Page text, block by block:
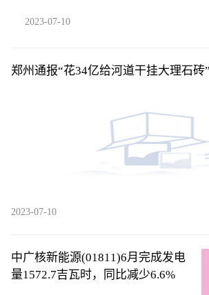
2023-07-10
郑州通报“花34亿给河道干挂大理石砖”
2023-07-10
中广核新能源(01811)6月完成发电
量1572.7吉瓦时，同比减少6.6%